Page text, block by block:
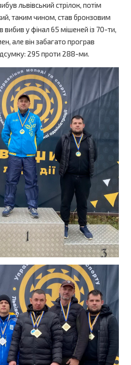
львівський стрілок, потім
таким чином, став бронзовим
вибив у фінал 65 мішеней із 70-ти,
але він забагато програв
295 проти 288-ми.